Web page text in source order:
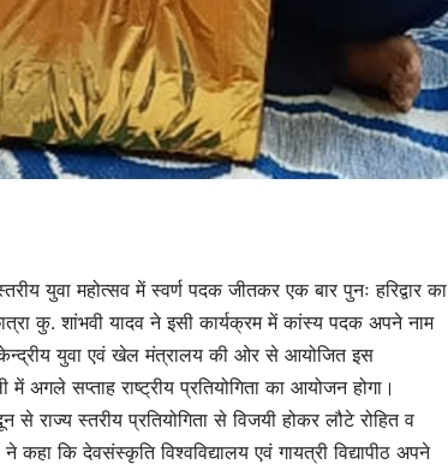
युवा महोत्सव में स्वर्ण पदक जीतकर एक बार पुनः हरिद्वार का
कु. शांभवी यादव ने इसी कार्यक्रम में कांस्य पदक अपने नाम
केन्द्रीय युवा एवं खेल मंत्रालय की ओर से आयोजित इस
अगले सप्ताह राष्ट्रीय प्रतियोगिता का आयोजन होगा।
से राज्य स्तरीय प्रतियोगिता से विजयी होकर लौटे रोहित व
कि देवसंस्कृति विश्वविद्यालय एवं गायत्री विद्यापीठ अपने